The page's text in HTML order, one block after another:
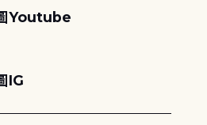
Youtube
IG